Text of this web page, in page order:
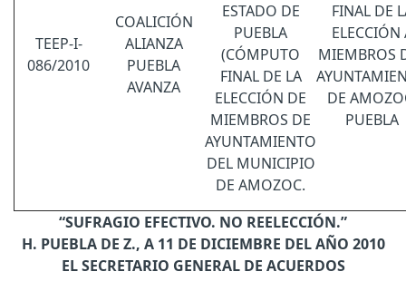
TEEP-I-
086/2010
COALICIÓN
ALIANZA
PUEBLA
AVANZA
ESTADO DE
PUEBLA
(CÓMPUTO
FINAL DE LA
ELECCIÓN DE
MIEMBROS DE
AYUNTAMIENTO
DEL MUNICIPIO
DE AMOZOC.
FINAL DE
ELECCIÓN
MIEMBROS
DE
PUEBLA
“SUFRAGIO EFECTIVO. NO REELECCIÓN.”
H. PUEBLA DE Z., A 11 DE DICIEMBRE DEL AÑO 2010
EL SECRETARIO GENERAL DE ACUERDOS